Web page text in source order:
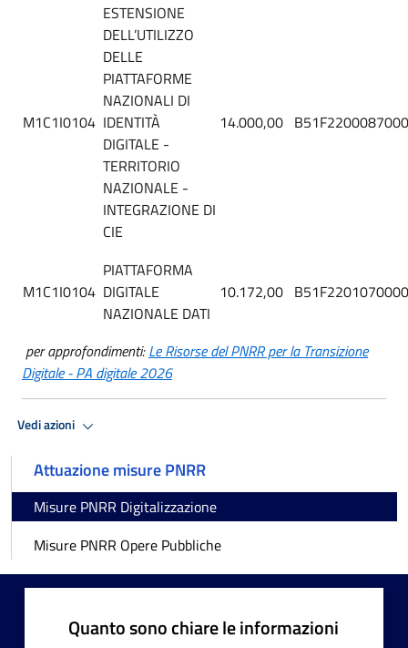
M1C1I0104
ESTENSIONE
DELL’UTILIZZO
DELLE
PIATTAFORME
NAZIONALI DI
IDENTITÀ
DIGITALE -
TERRITORIO
NAZIONALE -
INTEGRAZIONE DI
CIE
14.000,00
M1C1I0104
PIATTAFORMA
DIGITALE
NAZIONALE DATI
10.172,00
per approfondimenti:Le Risorse del PNRR per la Transizione
Digitale - PA digitale 2026
Vedi azioni
Attuazione misure PNRR
Misure PNRR Digitalizzazione
Misure PNRR Opere Pubbliche
Quanto sono chiare le informazioni